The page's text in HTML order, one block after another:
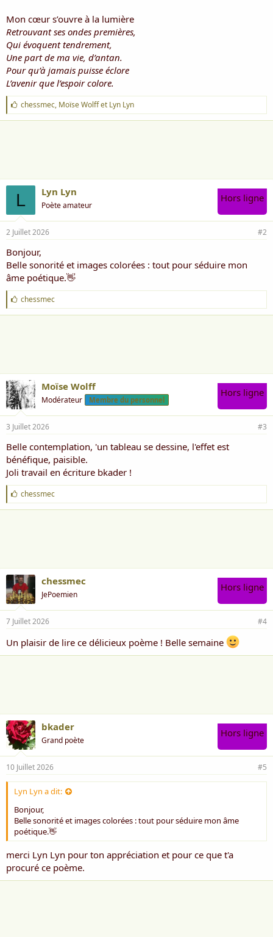
Mon cœur s’ouvre à la lumière
Retrouvant ses ondes premières,
Qui évoquent tendrement,
Une part de ma vie, d’antan.
Pour qu’à jamais puisse éclore
L’avenir que l’espoir colore.
J
'
a
chessmec, Moïse Wolffet Lyn Lyn
L Lyn Lyn
Poète amateur
Hors ligne
2 Juillet 2026 #2
Bonjour,
Belle sonorité et images colorées : tout pour séduire mon
âme poétique.👋
J
'
a
chessmec
Moïse Wolff
Modérateur Membre du personnel
Hors ligne
3 Juillet 2026 #3
Belle contemplation, 'un tableau se dessine, l'effet est
bénéfique, paisible.
Joli travail en écriture bkader !
J
'
a
chessmec
chessmec
JePoemien
Hors ligne
7 Juillet 2026 #4
Un plaisir de lire ce délicieux poème ! Belle semaine
bkader
Grand poète
Hors ligne
10 Juillet 2026 #5
Lyn Lyn a dit:
Bonjour,
Belle sonorité et images colorées : tout pour séduire mon âme
poétique.👋
merci Lyn Lyn pour ton appréciation et pour ce que t'a
procuré ce poème.